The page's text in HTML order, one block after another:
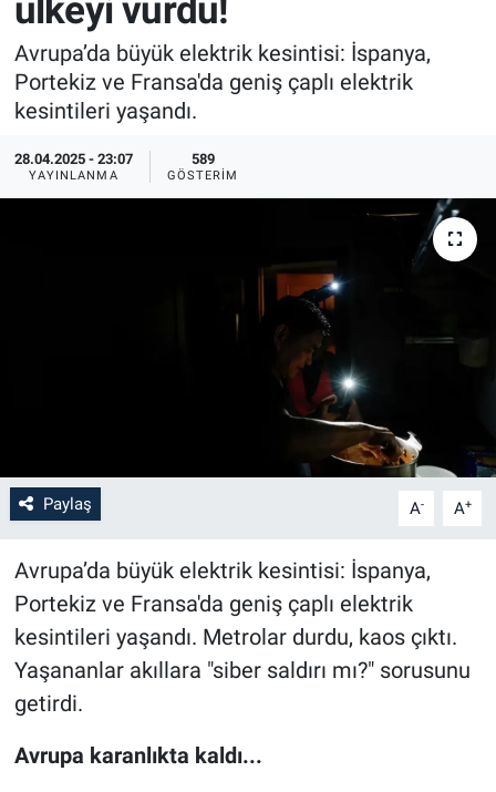
ülkeyi vurdu!
Avrupa’da büyük elektrik kesintisi: İspanya,
Portekiz ve Fransa'da geniş çaplı elektrik
kesintileri yaşandı.
28.04.2025 - 23:07
YAYINLANMA
589
GÖSTERIM
Paylaş A- A+
Avrupa’da büyük elektrik kesintisi: İspanya,
Portekiz ve Fransa'da geniş çaplı elektrik
kesintileri yaşandı. Metrolar durdu, kaos çıktı.
Yaşananlar akıllara "siber saldırı mı?" sorusunu
getirdi.
Avrupa karanlıkta kaldı...
Sağlık
Yerel
Genel
İlan - Duyuru- Mesaj
Türkiye Gündemi
Sizden Gelenler
Medya
Teknoloji
Röportaj
Kayseri
Niğde
İlan - Duyuru- Mesaj
Türkiye Gündemi
Sizden Gelenler